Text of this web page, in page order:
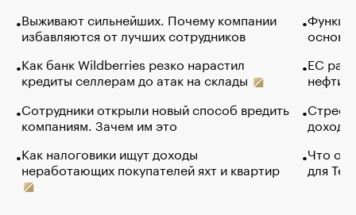
Выживают сильнейших. Почему компании
избавляются от лучших сотрудников
Как банк Wildberries резко нарастил
кредиты селлерам до атак на склады
Сотрудники открыли новый способ вредить
компаниям. Зачем им это
Как налоговики ищут доходы
неработающих покупателей яхт и квартир
основ
ЕС
нефти
Что
для